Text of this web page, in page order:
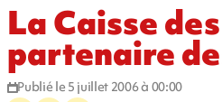
La Caisse
partenaire
Publié le 5 juillet 2006 à 00:00